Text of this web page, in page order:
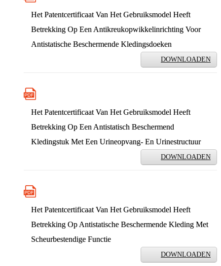
Het Patentcertificaat Van Het Gebruiksmodel Heeft
Betrekking Op Een Antikreukopwikkelinrichting Voor
Antistatische Beschermende Kledingsdoeken
DOWNLOADEN
Het Patentcertificaat Van Het Gebruiksmodel Heeft
Betrekking Op Een Antistatisch Beschermend
Kledingstuk Met Een Urineopvang- En Urinestructuur
DOWNLOADEN
Het Patentcertificaat Van Het Gebruiksmodel Heeft
Betrekking Op Antistatische Beschermende Kleding Met
Scheurbestendige Functie
DOWNLOADEN